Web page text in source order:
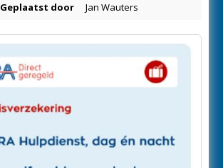
Geplaatst door Jan Wauters